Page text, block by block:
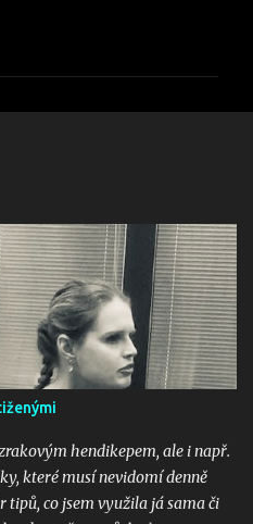
hendikepem, ale i např.
které musí nevidomí denně
tipů, co jsem využila já sama či